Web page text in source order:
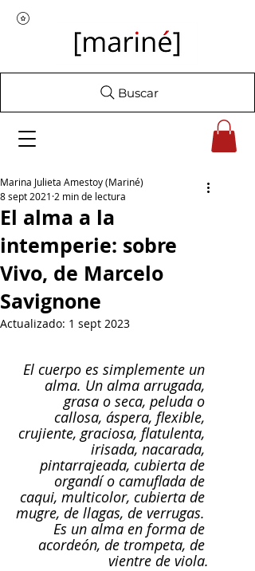
Buscar
El alma a la
intemperie: sobre
Vivo, de Marcelo
Savignone
Marina Julieta Amestoy (Mariné)
8 sept 2021 2 min de lectura
Actualizado: 1 sept 2023
El cuerpo es simplemente un
alma. Un alma arrugada,
grasa o seca, peluda o
callosa, áspera, flexible,
crujiente, graciosa, flatulenta,
irisada, nacarada,
pintarrajeada, cubierta de
organdí o camuflada de
caqui, multicolor, cubierta de
mugre, de llagas, de verrugas.
Es un alma en forma de
acordeón, de trompeta, de
vientre de viola.